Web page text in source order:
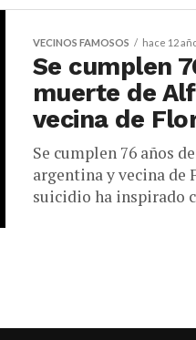
VECINOS FAMOSOS hace 12
Se cumplen
muerte de
vecina de
Se cumplen 76 años
argentina y vecina de
suicidio ha inspirado